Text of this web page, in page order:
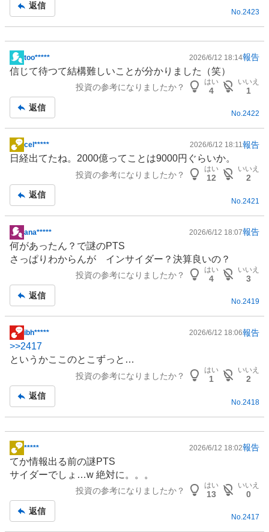
事
返信
No. 2423
掲
示
事
too***** 2026/6/12 18:14報告
信じて待つて結構難しいことが分かりました（笑）
投資の参考になりましたか？
はい
4
いいえ
1
返信
No.2422
掲
示
事
cel***** 2026/6/12 18:11報告
日経出てたね。2000億ってことは9000円ぐらいか。
投資の参考になりましたか？
はい
12
いいえ
2
返信
No. 2421
掲
示
板
ana***** 2026/6/12 18:07報告
何があったん？で謎のPTS
さっぱりわからんが インサイダー？決算良いの？
投資の参考になりましたか？
はい
4
いいえ
3
返信
No.2419
掲
示
板
ibh***** 2026/6/12 18:06報告
>>2417
というかここのとこずっと…
投資の参考になりましたか？
はい
1
いいえ
2
返信
No. 2418
掲
示
板
***** 2026/6/12 18:02報告
てか情報出る前の謎PTS
サイダーでしょ…w 絶対に。。。
投資の参考になりましたか？
はい
13
いいえ
0
返信
No.2417